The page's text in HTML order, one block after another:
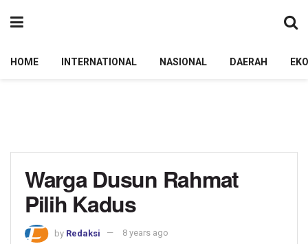
HOME INTERNATIONAL NASIONAL DAERAH
Warga Dusun Rahmat
Pilih Kadus
by Redaksi 8 years ago